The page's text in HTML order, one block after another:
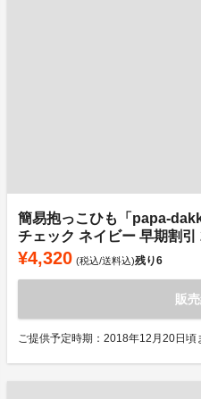
簡易抱っこひも「papa-
チェック ネイビー 早期割引
¥4,320 (税込/送料込)残り6
販
ご提供予定時期：2018年12月20日頃